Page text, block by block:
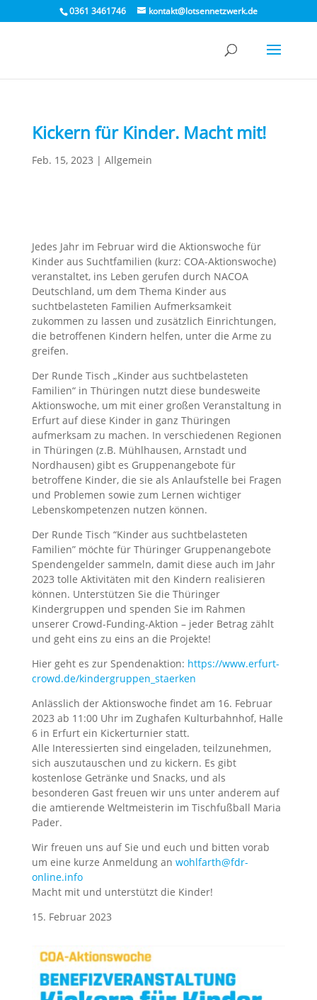
0361 3461746 kontakt@lotsennetzwerk.de
Kickern für Kinder. Macht mit!
Feb. 15, 2023 | Allgemein
Jedes Jahr im Februar wird die Aktionswoche für
Kinder aus Suchtfamilien (kurz: COA-Aktionswoche)
veranstaltet, ins Leben gerufen durch NACOA
Deutschland, um dem Thema Kinder aus
suchtbelasteten Familien Aufmerksamkeit
zukommen zu lassen und zusätzlich Einrichtungen,
die betroffenen Kindern helfen, unter die Arme zu
greifen.
Der Runde Tisch „Kinder aus suchtbelasteten
Familien“ in Thüringen nutzt diese bundesweite
Aktionswoche, um mit einer großen Veranstaltung in
Erfurt auf diese Kinder in ganz Thüringen
aufmerksam zu machen. In verschiedenen Regionen
in Thüringen (z.B. Mühlhausen, Arnstadt und
Nordhausen) gibt es Gruppenangebote für
betroffene Kinder, die sie als Anlaufstelle bei Fragen
und Problemen sowie zum Lernen wichtiger
Lebenskompetenzen nutzen können.
Der Runde Tisch “Kinder aus suchtbelasteten
Familien” möchte für Thüringer Gruppenangebote
Spendengelder sammeln, damit diese auch im Jahr
2023 tolle Aktivitäten mit den Kindern realisieren
können. Unterstützen Sie die Thüringer
Kindergruppen und spenden Sie im Rahmen
unserer Crowd-Funding-Aktion – jeder Betrag zählt
und geht eins zu eins an die Projekte!
Hier geht es zur Spendenaktion: https://www.erfurt-
crowd.de/kindergruppen_staerken
Anlässlich der Aktionswoche findet am 16. Februar
2023 ab 11:00 Uhr im Zughafen Kulturbahnhof, Halle
6 in Erfurt ein Kickerturnier statt.
Alle Interessierten sind eingeladen, teilzunehmen,
sich auszutauschen und zu kickern. Es gibt
kostenlose Getränke und Snacks, und als
besonderen Gast freuen wir uns unter anderem auf
die amtierende Weltmeisterin im Tischfußball Maria
Pader.
Wir freuen uns auf Sie und euch und bitten vorab
um eine kurze Anmeldung an wohlfarth@fdr-
online.info
Macht mit und unterstützt die Kinder!
15. Februar 2023